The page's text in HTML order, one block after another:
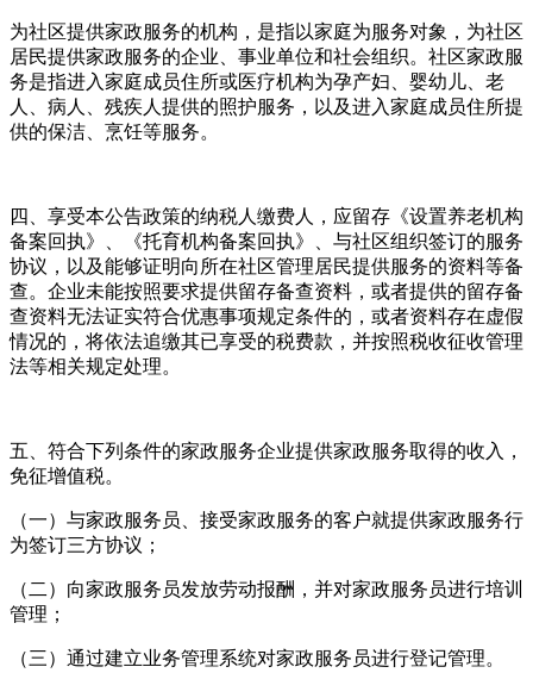
为社区提供家政服务的机构，是指以家庭为服务对象，为社区
居民提供家政服务的企业、事业单位和社会组织。社区家政服
务是指进入家庭成员住所或医疗机构为孕产妇、婴幼儿、老
人、病人、残疾人提供的照护服务，以及进入家庭成员住所提
供的保洁、烹饪等服务。
四、享受本公告政策的纳税人缴费人，应留存《设置养老机构
备案回执》、《托育机构备案回执》、与社区组织签订的服务
协议，以及能够证明向所在社区管理居民提供服务的资料等备
查。企业未能按照要求提供留存备查资料，或者提供的留存备
查资料无法证实符合优惠事项规定条件的，或者资料存在虚假
情况的，将依法追缴其已享受的税费款，并按照税收征收管理
法等相关规定处理。
五、符合下列条件的家政服务企业提供家政服务取得的收入，
免征增值税。
（一）与家政服务员、接受家政服务的客户就提供家政服务行
为签订三方协议；
（二）向家政服务员发放劳动报酬，并对家政服务员进行培训
管理；
（三）通过建立业务管理系统对家政服务员进行登记管理。